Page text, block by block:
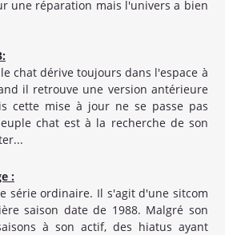
une réparation mais l'univers a bien
chat dérive toujours dans l'espace à
il retrouve une version antérieure
cette mise à jour ne se passe pas
chat est à la recherche de son
:
série ordinaire. Il s'agit d'une sitcom
saison date de 1988. Malgré son
à son actif, des hiatus ayant